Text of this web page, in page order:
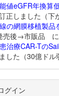
値eGFR年換算
正しました（
の網膜移植製品
後→市販品 に
治療CAR-Tの
した（30億ドル
グイン